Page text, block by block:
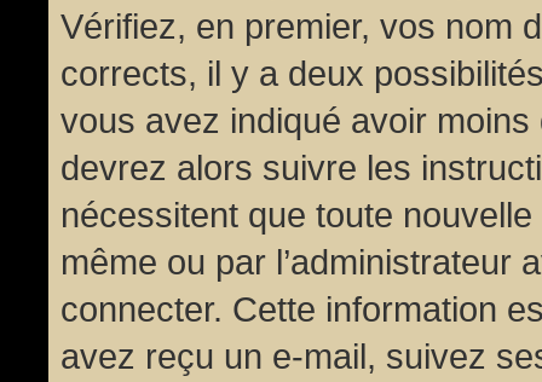
Vérifiez, en premier, vos nom
corrects, il y a deux
vous avez indiqué avoir
devrez alors suivre les
nécessitent que toute
même ou par l’administrateur
connecter. Cette information
avez reçu un e-mail, suivez